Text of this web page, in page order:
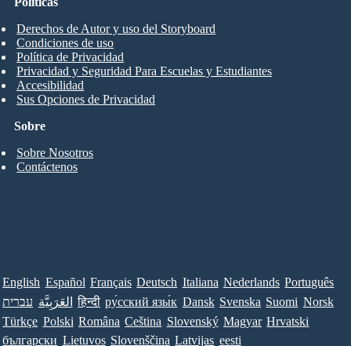
Sobre
Sobre Nosotros
Contáctenos
Derechos de Autor y uso del Storyboard
Condiciones de uso
Política de Privacidad
Privacidad y Seguridad Para Escuelas y Estudiantes
Accesibilidad
Sus Opciones de Privacidad
English Español Français Deutsch Italiana Nederlands Português
עברית العَرَبِيَّة हिन्दी ру́сский язы́к Dansk Svenska Suomi Norsk
Türkçe Polski Româna Ceština Slovenský Magyar Hrvatski
български Lietuvos Slovenščina Latvijas eesti